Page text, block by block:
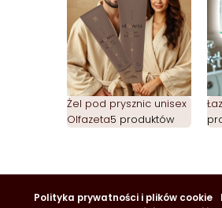
Żel pod prysznic unisex
Olfazeta5 produktów
Polityka prywatności i plików cookie